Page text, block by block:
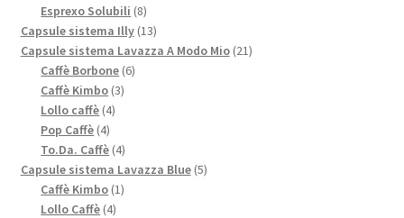
prodotti
Esprexo Solubili 88
prodotti
Capsule sistema Illy 1313
prodotti
Capsule sistema Lavazza A Modo Mio 2121
Caffè Borbone 66
Caffè Kimbo 33
Lollo caffè 44
Pop Caffè 44
prodotti
To.Da. Caffè 44
prodotti
Capsule sistema Lavazza Blue 55
Caffè Kimbo 11
Lollo Caffè 44